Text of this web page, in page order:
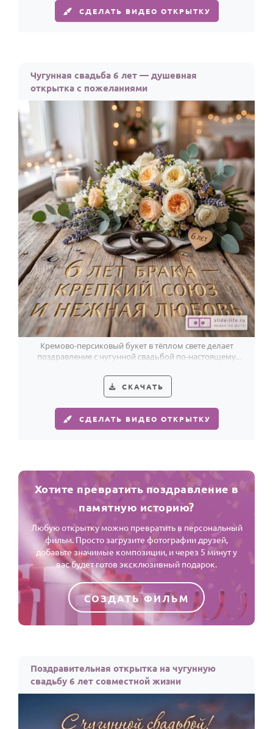
СДЕЛАТЬ ВИДЕО ОТКРЫТКУ
Чугунная свадьба 6 лет — душевная
открытка с пожеланиями
Кремово-персиковый букет в тёплом свете делает
поздравление с чугунной свадьбой по-настоящему
СКАЧАТЬ
СДЕЛАТЬ ВИДЕО ОТКРЫТКУ
Хотите превратить поздравление в
памятную историю?
Любую открытку можно превратить в персональный
фильм. Просто загрузите фотографии друзей,
добавьте значимые композиции, и через 5 минут у
вас будет готов эксклюзивный подарок.
СОЗДАТЬ ФИЛЬМ
Поздравительная открытка на чугунную
свадьбу 6 лет совместной жизни